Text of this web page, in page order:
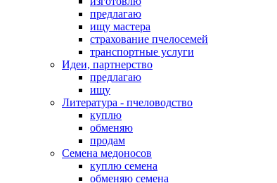
предлагаю
ищу мастера
страхование пчелосемей
транспортные услуги
Идеи, партнерство
предлагаю
ищу
Литература - пчеловодство
куплю
обменяю
продам
Семена медоносов
куплю семена
обменяю семена